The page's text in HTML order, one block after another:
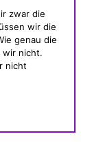
zwar die
wir die
genau die
wir nicht.
nicht